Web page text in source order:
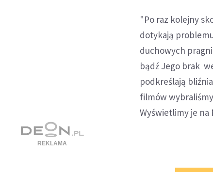
"Po raz kolejny
dotykają
duchowych
bądź Jego brak
podkreślają
filmów
Wyświetlimy je na